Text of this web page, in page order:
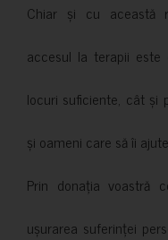
Chiar și cu această
accesul la terapii
locuri suficiente, cât și
și oameni care să îi
Prin donația voastră
ușurarea suferinței